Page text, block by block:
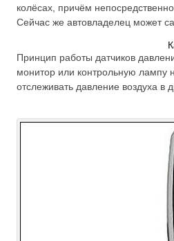
колёсах, причём
Сейчас же автовладелец может
Принцип работы датчиков
монитор или контрольную
отслеживать давление воздуха